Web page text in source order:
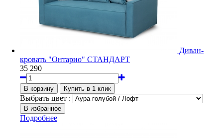
Диван-
кровать "Онтарио" СТАНДАРТ
35 290
Выбрать цвет :
Подробнее